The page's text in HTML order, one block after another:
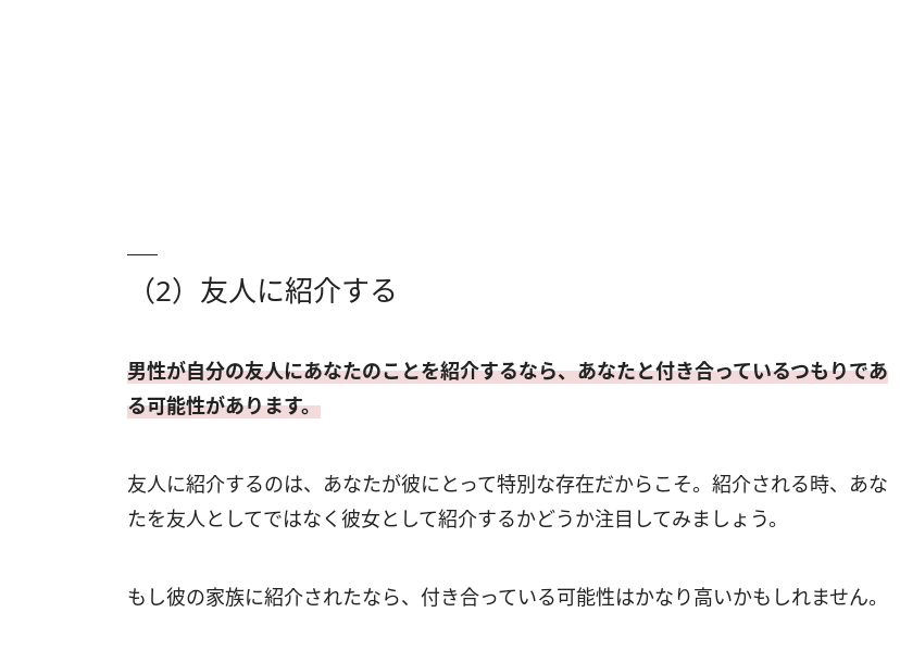
（2）友人に紹介する
男性が自分の友人にあなたのことを紹介するなら、あなたと付き合っているつもりであ
る可能性があります。
友人に紹介するのは、あなたが彼にとって特別な存在だからこそ。紹介される時、あな
たを友人としてではなく彼女として紹介するかどうか注目してみましょう。
もし彼の家族に紹介されたなら、付き合っている可能性はかなり高いかもしれません。